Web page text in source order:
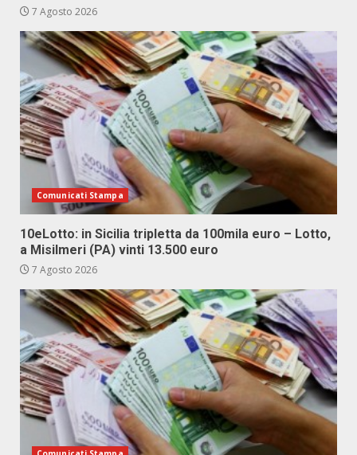
7 Agosto 2026
Comunicati Stampa
10eLotto: in Sicilia tripletta da 100mila euro – Lotto,
a Misilmeri (PA) vinti 13.500 euro
7 Agosto 2026